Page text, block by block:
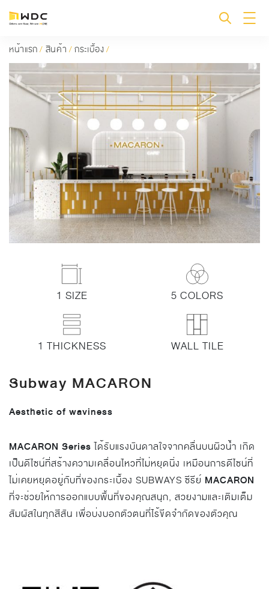
หน้าแรก/ สินค้า /กระเบื้อง/
1 SIZE 5 COLORS
1 THICKNESS WALL TILE
Subway MACARON
Aesthetic of waviness
MACARON Series ได้รับแรงบันดาลใจจากคลื่นบนผิวนํ้า เกิด
เป็นดีไซน์ที่สร้างความเคลื่อนไหวที่ไม่หยุดนิ่ง เหมือนการดีไซน์ที่
ไม่เคยหยุดอยู่กับที่ของกระเบื้อง SUBWAYS ซีรีย์ MACARON
ที่จะช่วยให้การออกแบบพื้นที่ของคุณสนุก, สวยงามและเติมเต็ม
สัมผัสในทุกสีสัน เพื่อบ่งบอกตัวตนที่ไร้ขีดจํากัดของตัวคุณ